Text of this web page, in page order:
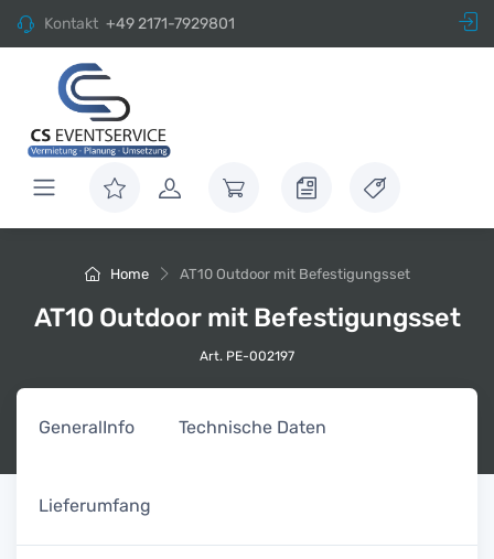
Kontakt +49 2171-7929801
Home AT10 Outdoor mit Befestigungsset
AT10 Outdoor mit Befestigungsset
Art. PE-002197
GeneralInfo Technische Daten
Lieferumfang